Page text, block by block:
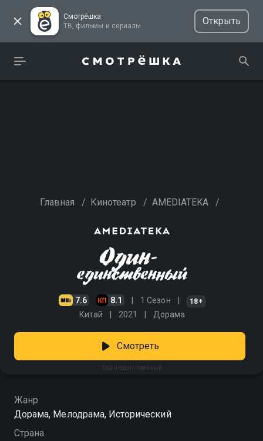
Смотрёшка
ТВ, фильмы и сериалы
Открыть
Главная / Кинотеатр / AMEDIATEKA /
7.6 8.1 1 Сезон 18+
Китай 2021 Дорама
Один-единственный
Смотреть
Жанр
Дорама, Мелодрама, Исторический
Страна